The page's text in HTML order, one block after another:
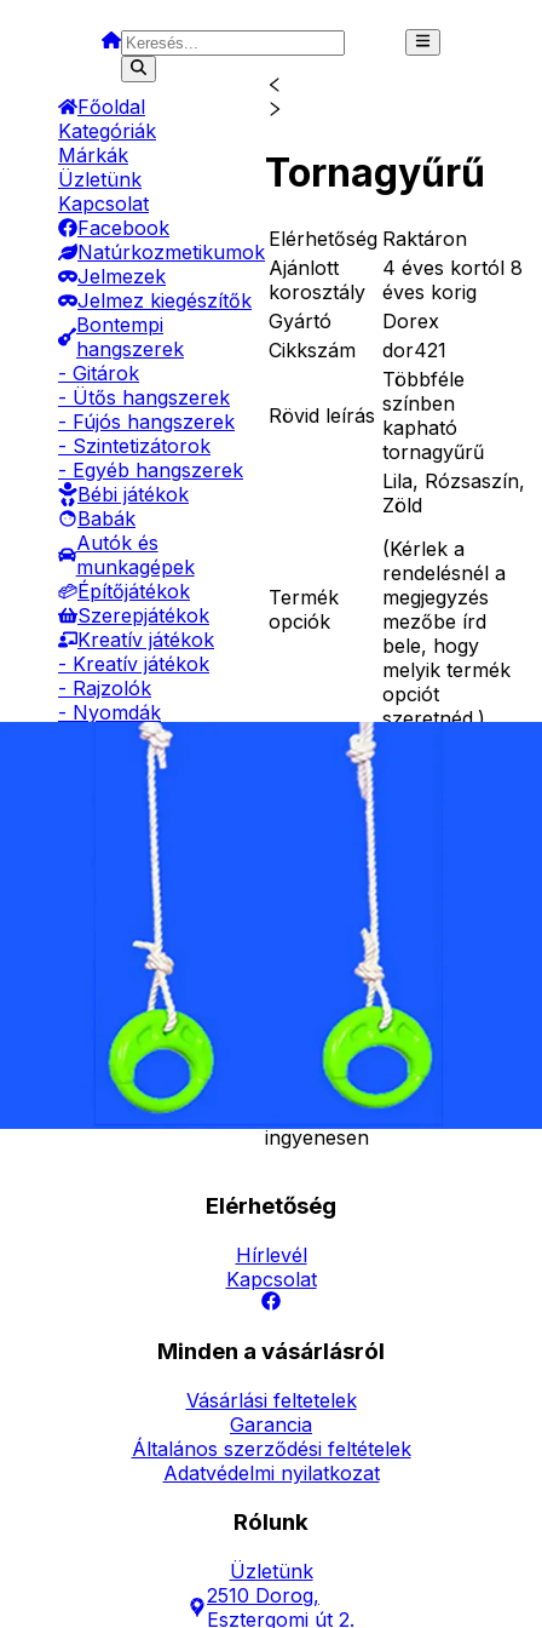
Főoldal
Kategóriák
Márkák
Üzletünk
Kapcsolat
Facebook
Natúrkozmetikumok
Jelmezek
Jelmez kiegészítők
Bontempi
hangszerek
- Gitárok
- Ütős hangszerek
- Fújós hangszerek
- Szintetizátorok
- Egyéb hangszerek
Bébi játékok
Babák
Autók és
munkagépek
Építőjátékok
Szerepjátékok
Kreatív játékok
- Kreatív játékok
- Rajzolók
- Nyomdák
- Gyurmák
Társasjátékok
Asztali játékok
Nyári játékok
- Homokozójátékok
- Műanyag hajók
- Hinta, csúszda
- Ütők, dobálók
- Strandcikkek
- Egyéb nyári játékok
Lábbal hajtós
járművek
Téli játékok
Tornagyűrű
Elérhetőség Raktáron
Ajánlott
korosztály
4 éves kortól 8
éves korig
Gyártó
Dorex
Cikkszám
dor421
Rövid leírás
Többféle
színben
kapható
tornagyűrű
Termék
opciók
Lila, Rózsaszín,
Zöld
(Kérlek a
rendelésnél a
megjegyzés
mezőbe írd
bele, hogy
melyik termék
opciót
szeretnéd.)
Kosárba
Szállítás:
- Csomagautomata: 1190
forinttól
- Házhozszállítás: 2190
forinttól
- Személyes átvétel:
ingyenesen
Elérhetőség
Hírlevél
Kapcsolat
Minden a vásárlásról
Vásárlási feltetelek
Garancia
Általános szerződési feltételek
Adatvédelmi nyilatkozat
Rólunk
Üzletünk
2510 Dorog,
Esztergomi út 2.